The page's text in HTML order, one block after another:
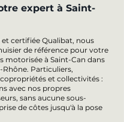
expert à Saint-
et certifiée Qualibat, nous
de référence pour votre
motorisée à Saint-Can dans
Rhône. Particuliers,
et collectivités :
avec nos propres
sans aucune sous-
de côtes jusqu'à la pose